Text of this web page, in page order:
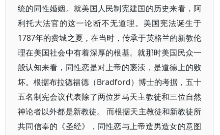
统的同性婚姻。就美国人民制宪建国的历史来看，阿
利托大法官的这一论断不无道理。美国宪法诞生于
1787年的费城之夏，在当时，传承于英格兰的新教伦
理在美国社会中有着深厚的根基。就那时美国民众一
般认知来看，同性恋是对上帝的亵渎，是道德上的败
坏。根据布拉德福德（Bradford）博士的考据，五十
五名制宪会议代表除了两位罗马天主教徒和三位自然
神论者以外都是新教徒。 而根据天主教徒和新教徒所
共同信奉的《圣经》，同性恋与上帝造男造女的意图